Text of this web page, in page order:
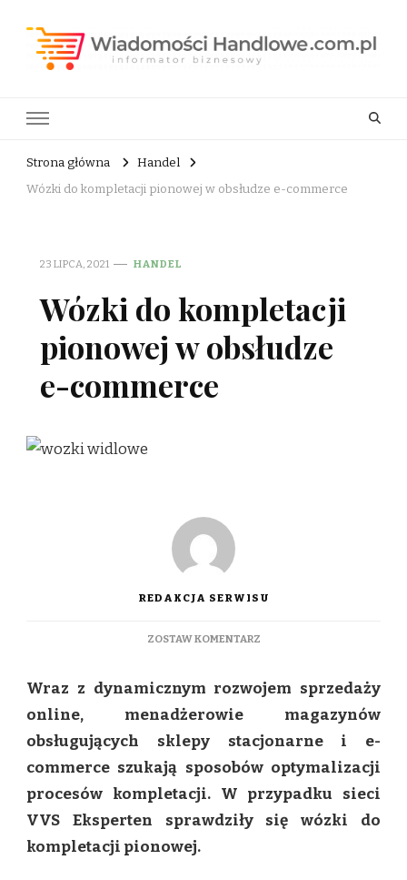
Strona główna
Handel
Wózki do kompletacji pionowej w obsłudze e-commerce
23 LIPCA, 2021 HANDEL
Wózki do kompletacji
pionowej w obsłudze
e-commerce
REDAKCJA SERWISU
ZOSTAW KOMENTARZDO
KOMPLETACJI
OBSŁUDZE
COMMERCE
Wraz z dynamicznym rozwojem sprzedaży
online, menadżerowie magazynów
obsługujących sklepy stacjonarne i e-
commerce szukają sposobów optymalizacji
procesów kompletacji. W przypadku sieci
VVS Eksperten sprawdziły się wózki do
kompletacji pionowej.